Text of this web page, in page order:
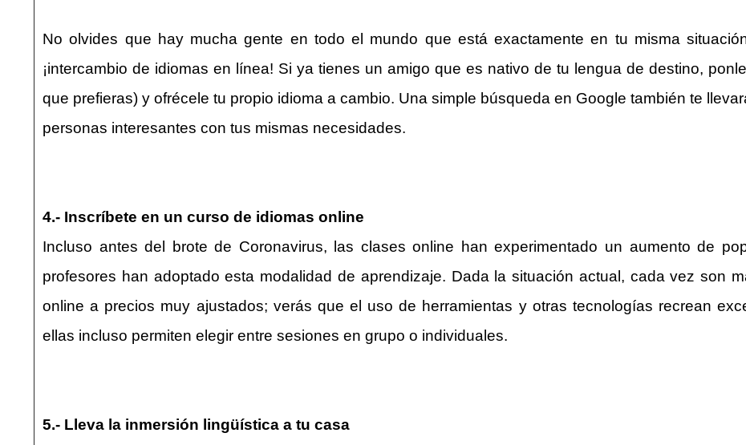
No olvides que hay mucha gente en todo el mundo que está exactamente en tu misma
¡intercambio de idiomas en línea! Si ya tienes un amigo que es nativo de tu lengua de destino,
que prefieras) y ofrécele tu propio idioma a cambio. Una simple búsqueda en Google también te
personas interesantes con tus mismas necesidades.
4.- Inscríbete en un curso de idiomas online
Incluso antes del brote de Coronavirus, las clases online han experimentado un aumento de
profesores han adoptado esta modalidad de aprendizaje. Dada la situación actual, cada vez son
online a precios muy ajustados; verás que el uso de herramientas y otras tecnologías recrean
ellas incluso permiten elegir entre sesiones en grupo o individuales.
5.- Lleva la inmersión lingüística a tu casa